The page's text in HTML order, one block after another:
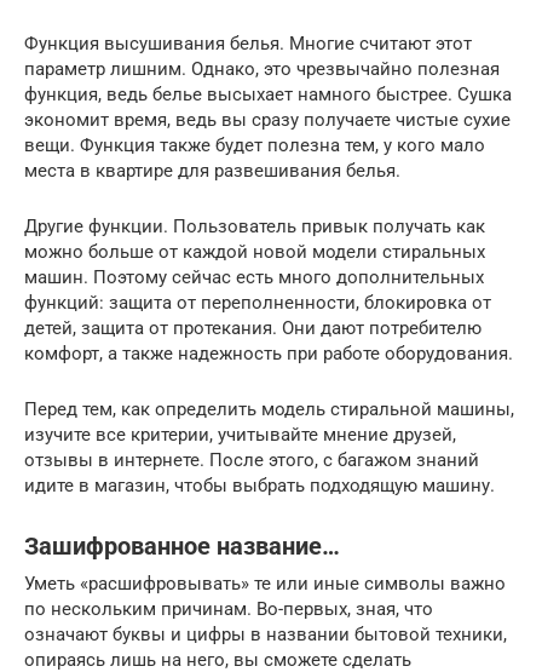
Функция высушивания белья. Многие считают этот
параметр лишним. Однако, это чрезвычайно полезная
функция, ведь белье высыхает намного быстрее. Сушка
экономит время, ведь вы сразу получаете чистые сухие
вещи. Функция также будет полезна тем, у кого мало
места в квартире для развешивания белья.
Другие функции. Пользователь привык получать как
можно больше от каждой новой модели стиральных
машин. Поэтому сейчас есть много дополнительных
функций: защита от переполненности, блокировка от
детей, защита от протекания. Они дают потребителю
комфорт, а также надежность при работе оборудования.
Перед тем, как определить модель стиральной машины,
изучите все критерии, учитывайте мнение друзей,
отзывы в интернете. После этого, с багажом знаний
идите в магазин, чтобы выбрать подходящую машину.
Зашифрованное название…
Уметь «расшифровывать» те или иные символы важно
по нескольким причинам. Во-первых, зная, что
означают буквы и цифры в названии бытовой техники,
опираясь лишь на него, вы сможете сделать